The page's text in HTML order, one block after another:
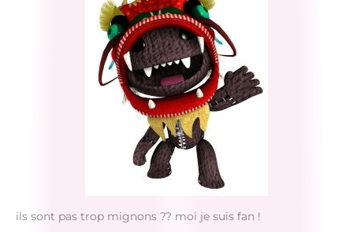
ils sont pas trop mignons ?? moi je suis fan !